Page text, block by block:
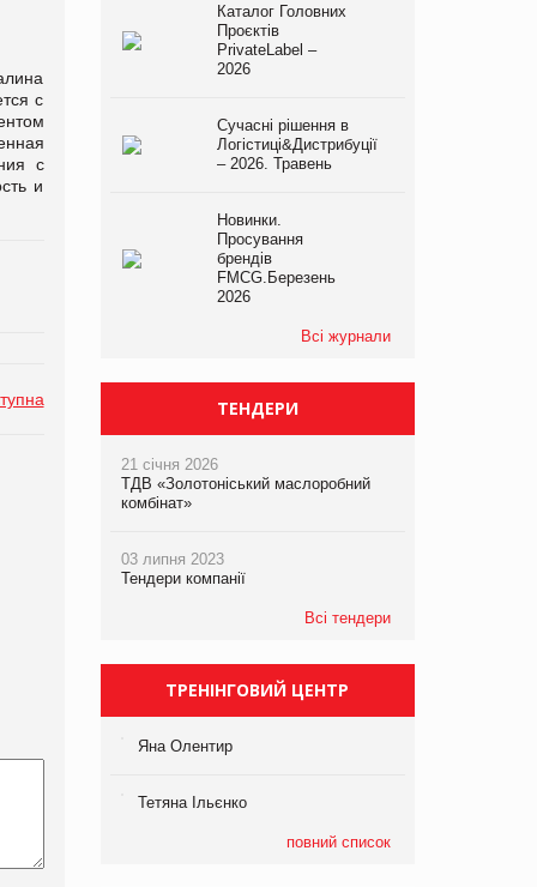
с
с
и
Каталог Головних
Проєктів
PrivateLabel –
2026
Сучасні рішення в
Логістиці&Дистрибуції
– 2026. Травень
Новинки.
Просування
брендів
FMCG.Березень
2026
Всі журнали
ТЕНДЕРИ
21 січня 2026
ТДВ «Золотоніський маслоробний
комбінат»
03 липня 2023
Тендери компанії
Всі тендери
ТРЕНІНГОВИЙ ЦЕНТР
Яна Олентир
Тетяна Ільєнко
повний список